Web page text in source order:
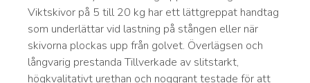
Viktskivor på 5 till 20 kg har ett lättgreppat handtag
som underlättar vid lastning på stången eller när
skivorna plockas upp från golvet. Överlägsen och
långvarig prestanda Tillverkade av slitstarkt,
högkvalitativt urethan och noggrant testade för att